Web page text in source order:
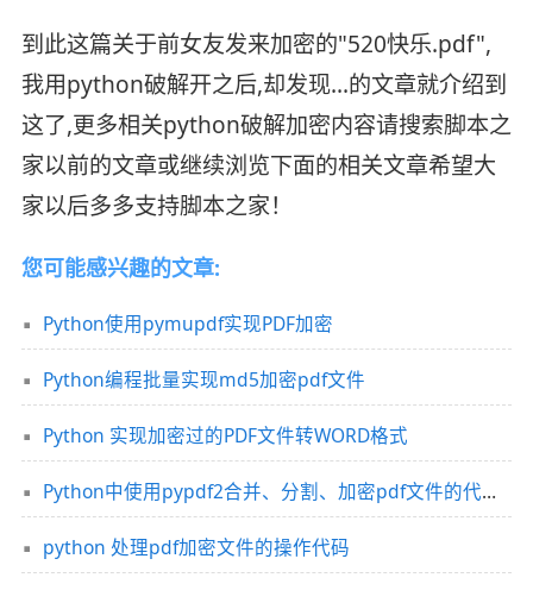
到此这篇关于前女友发来加密的"520快乐.pdf",
我用python破解开之后,却发现...的文章就介绍到
这了,更多相关python破解加密内容请搜索脚本之
家以前的文章或继续浏览下面的相关文章希望大
家以后多多支持脚本之家！
您可能感兴趣的文章:
Python使用pymupdf实现PDF加密
Python编程批量实现md5加密pdf文件
Python 实现加密过的PDF文件转WORD格式
Python中使用pypdf2合并、分割、加密pdf文件的代码详解
python 处理pdf加密文件的操作代码